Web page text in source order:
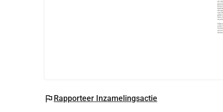
flag Rapporteer Inzamelingsactie